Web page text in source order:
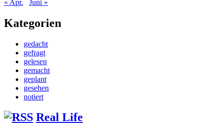
« Apr.
Juni »
Kategorien
gedacht
gefragt
gelesen
gemacht
geplant
gesehen
notiert
Real Life